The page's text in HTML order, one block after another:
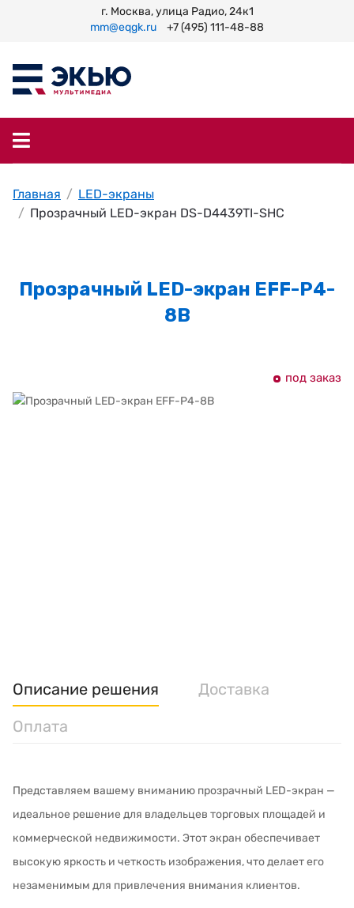
г. Москва, улица Радио, 24к1
mm@eqgk.ru
+7 (495) 111-48-88
Главная
LED-экраны
Прозрачный LED-экран DS-D4439TI-SHC
Прозрачный LED-экран EFF-P4-
8B
под заказ
Описание решения
Доставка
Оплата
Представляем вашему вниманию прозрачный LED-экран —
идеальное решение для владельцев торговых площадей и
коммерческой недвижимости. Этот экран обеспечивает
высокую яркость и четкость изображения, что делает его
незаменимым для привлечения внимания клиентов.